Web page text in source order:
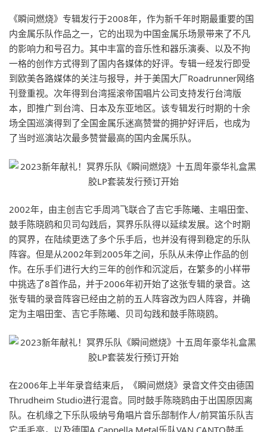
《瞬间燃烧》专辑发行于2008年，作为新千年时期最重要的国
内金属乐队作品之一，它的出现为中国金属乐场景带来了不凡
的影响力和号召力。其中丰富的音乐性和器乐演奏、以及不拘
一格的创作方式得到了国内各媒体的好评。专辑一经发行即受
到欧美各路媒体的关注与报导，并于美国大厂Roadrunner网络
刊登重视。次年得到台湾摇滚帝国唱片公司支持发行台湾版
本，即推广到台湾、日本及东亚地区。该专辑发行时期的十余
场全国巡演得到了全国金属乐迷高赞誉的拥护好评后，也成为
了当时巡演站次最多赞誉最高的国内金属乐队。
2002年，由主创吉它手周鸿飞联合了吉它手陈曦、主唱田奎、
鼓手陈晓鸥和贝司勾践后，冥界乐队得以延续发展。这个时期
的冥界，在陆续更迭了多个乐手后，也并没有得到稳定的乐队
阵容。但是从2002年到2005年之间，乐队从未停止作品的创
作。在乐手们进行大约三年的创作和沉淀后，在繁多的小样带
中挑选了8首作品，并于2006年初开始了这张专辑的录音。这
张专辑的录音阵容已经由之前的五人阵容改为四人阵容，并确
定为主唱田奎、吉它手陈曦、贝司勾践和鼓手陈晓鸥。
在2006年上半年录音结束后，《瞬间燃烧》录音文件交由德国
Thrudheim Studio进行混音。同时鼓手陈晓鸥由于出国原因离
队。在机缘之下乐队吸纳号角唱片音乐部制作人/前冥笛乐队吉
它手毛亮，以及德国A Cappella Metal乐队VAN CANTO鼓手